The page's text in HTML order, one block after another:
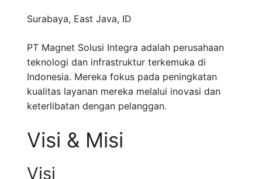
Surabaya, East Java, ID
PT Magnet Solusi Integra adalah perusahaan
teknologi dan infrastruktur terkemuka di
Indonesia. Mereka fokus pada peningkatan
kualitas layanan mereka melalui inovasi dan
keterlibatan dengan pelanggan.
Visi & Misi
Visi